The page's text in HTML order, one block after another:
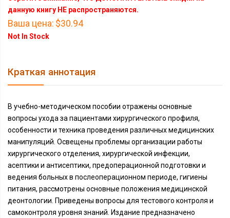
данную книгу НЕ распространяются.
Ваша цена: $30.94
Not In Stock
Краткая аннотация
В учебно-методическом пособии отражены основные
вопросы ухода за пациентами хирургического профиля,
особенности и техника проведения различных медицинских
манипуляций. Освещены проблемы организации работы
хирургического отделения, хирургической инфекции,
асептики и антисептики, предоперационной подготовки и
ведения больных в послеоперационном периоде, гигиены
питания, рассмотрены основные положения медицинской
деонтологии. Приведены вопросы для тестового контроля и
самоконтроля уровня знаний. Издание предназначено